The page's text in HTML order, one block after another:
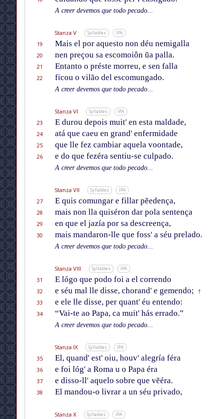
A creer devemos que todo pecado...
Stanza V Syllables IPA
19 Mais el por aquesto non déu nemigalla
20
nen preçou sa escomoiôn ũa palla.
21
Entanto o préste morreu, e sen falla
22
ficou o vilão del escomungado.
A creer devemos que todo pecado...
Stanza VI Syllables IPA
23 E durou depois muit' en esta maldade,
24
atá que caeu en grand' enfermidade
25
que lle fez cambiar aquela voontade,
26
e do que fezéra sentiu-se culpado.
A creer devemos que todo pecado...
Stanza VII Syllables IPA
27 E quis comungar e fillar pẽedença,
28
mais non lla quiséron dar pola sentença
29
en que el jazía por sa descreença,
30
mais mandaron-lle que foss' a séu prelado.
A creer devemos que todo pecado...
Stanza VIII Syllables IPA
31 E lógo que podo foi a el correndo
32
e séu mal lle disse, chorand' e gemendo; †
33
e ele lle disse, per quant' éu entendo:
34
“Vai-te ao Papa, ca muit' hás errado.”
A creer devemos que todo pecado...
Stanza IX Syllables IPA
35 El, quand' est' oiu, houv' alegría féra
36
e foi lóg' a Roma u o Papa éra
37
e disso-ll' aquelo sobre que vẽéra.
38
El mandou-o livrar a un séu privado,
Stanza X Syllables IPA